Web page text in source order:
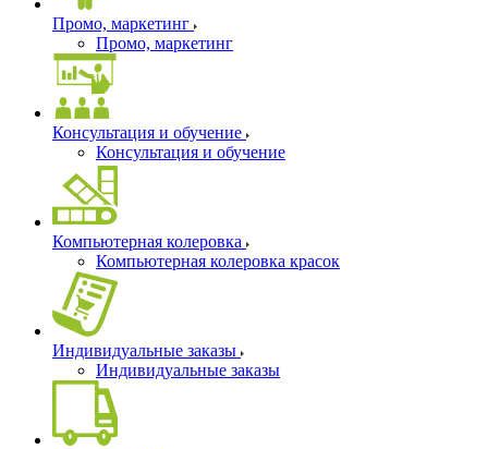
Промо, маркетинг
Промо, маркетинг
Консультация и обучение
Консультация и обучение
Компьютерная колеровка
Компьютерная колеровка красок
Индивидуальные заказы
Индивидуальные заказы